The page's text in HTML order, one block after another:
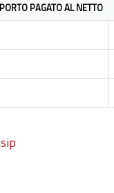
PAGATO AL NETTO